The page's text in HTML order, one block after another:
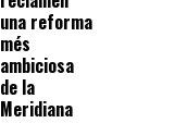
una reforma
més
ambiciosa
de la
Meridiana